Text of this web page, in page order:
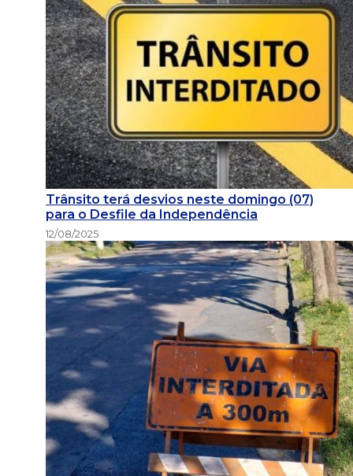
Trânsito terá desvios neste domingo (07)
para o Desfile da Independência
12/08/2025